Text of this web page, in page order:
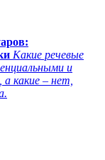
Какие речевые
и
какие – нет,